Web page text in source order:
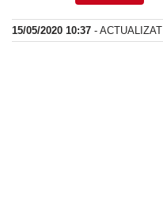
15/05/2020 10:37 - ACTUALIZAT